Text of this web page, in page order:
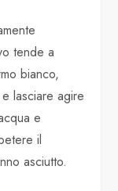
tende a
bianco,
lasciare agire
e
il
asciutto.